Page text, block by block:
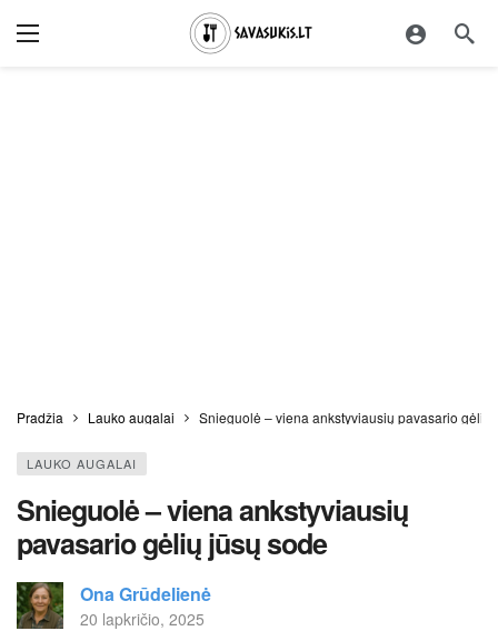
Pradžia Lauko augalai Snieguolė – viena ankstyviausių pavasario gėlių
LAUKO AUGALAI
Snieguolė – viena ankstyviausių
pavasario gėlių jūsų sode
Ona Grūdelienė
20 lapkričio, 2025